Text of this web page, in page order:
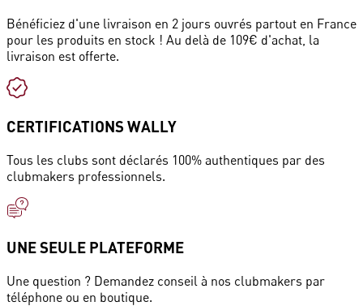
Bénéficiez d'une livraison en 2 jours ouvrés partout en France
pour les produits en stock ! Au delà de 109€ d'achat, la
livraison est offerte.
CERTIFICATIONS WALLY
Tous les clubs sont déclarés 100% authentiques par des
clubmakers professionnels.
UNE SEULE PLATEFORME
Une question ? Demandez conseil à nos clubmakers par
téléphone ou en boutique.